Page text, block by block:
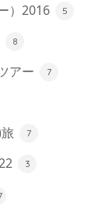
）2016 5
8
アー 7
7
3